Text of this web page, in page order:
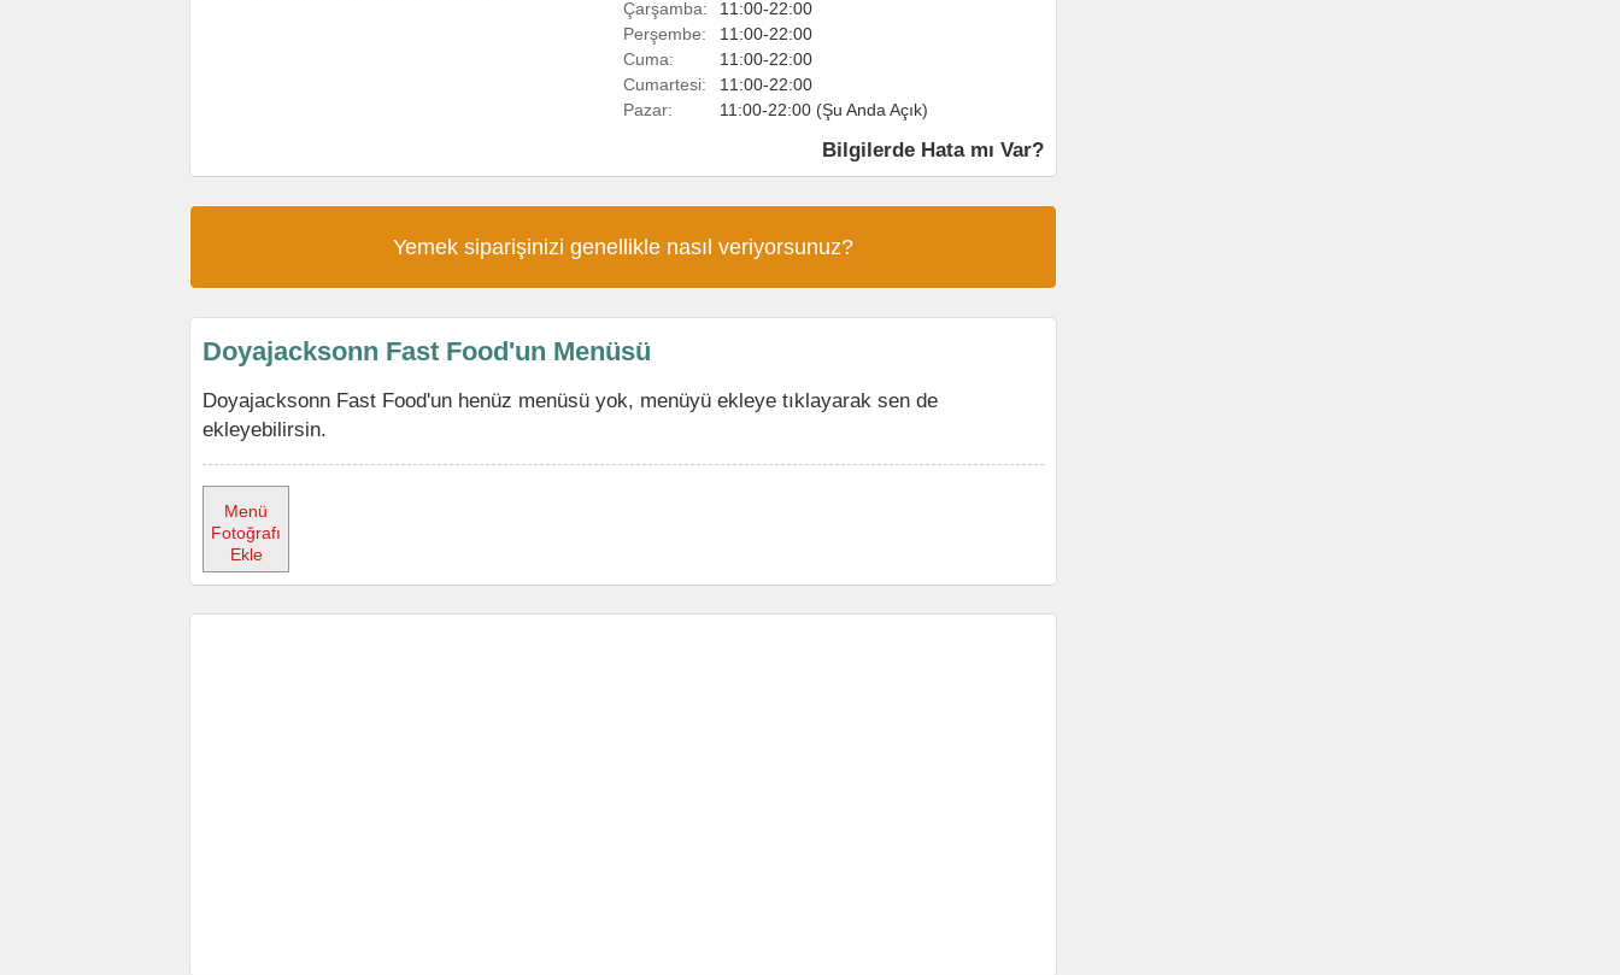
Çarşamba:
11:00-22:00
Perşembe:
11:00-22:00
Cuma:
11:00-22:00
Cumartesi:
11:00-22:00
Pazar:
11:00-22:00 (Şu Anda Açık)
Bilgilerde Hata mı Var?
Yemek siparişinizi genellikle nasıl veriyorsunuz?
Doyajacksonn Fast Food'un Menüsü
Doyajacksonn Fast Food'un henüz menüsü yok, menüyü ekleye tıklayarak sen de
ekleyebilirsin.
Menü
Fotoğrafı
Ekle